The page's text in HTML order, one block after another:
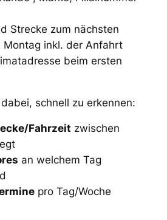
Strecke zum nächsten
Montag inkl. der Anfahrt
beim ersten
schnell zu erkennen:
Fahrzeit zwischen
an welchem Tag
pro Tag/Woche